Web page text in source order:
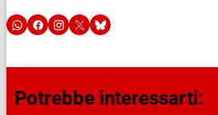
Potrebbe interessarti: